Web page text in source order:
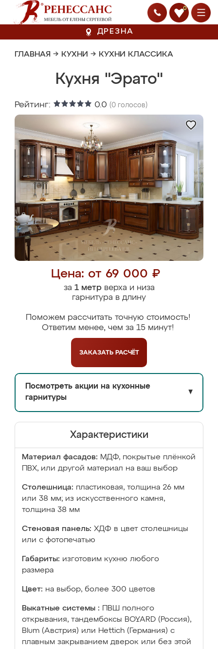
0
ДРЕЗНА
ГЛАВНАЯ → КУХНИ → КУХНИ КЛАССИКА
Кухня "Эрато"
Рейтинг: 0.0 (0 голосов)
Цена: от 69 000 ₽
за 1 метрверха и низа
гарнитура в длину
Поможем рассчитать точную стоимость!
Ответим менее, чем за 15 минут!
ЗАКАЗАТЬ РАСЧЁТ
Посмотреть акции на кухонные
гарнитуры
▼
Характеристики
Материал фасадов: МДФ, покрытые плёнкой
ПВХ, или другой материал на ваш выбор
Столешница: пластиковая, толщина 26 мм
или 38 мм; из искусственного камня,
толщина 38 мм
Стеновая панель: ХДФ в цвет столешницы
или с фотопечатью
Габариты: изготовим кухню любого
размера
Цвет: на выбор, более 300 цветов
Выкатные системы :
ПВШ полного
открывания, тандембоксы BOYARD (Россия),
Blum (Австрия) или Hettich (Германия) с
плавным закрыванием дверок или без этой